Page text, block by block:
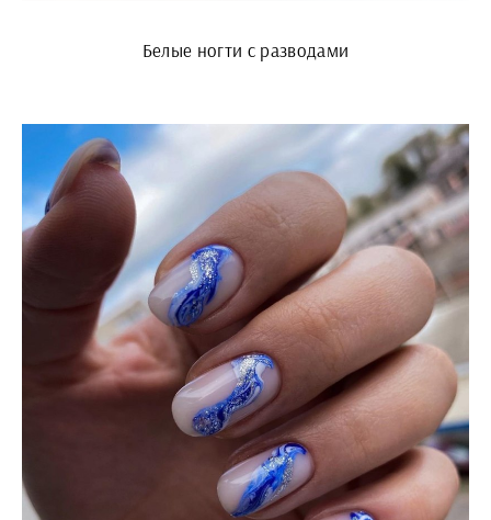
Белые ногти с разводами